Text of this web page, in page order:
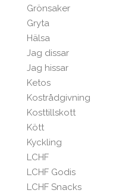
Grönsaker
Gryta
Hälsa
Jag dissar
Jag hissar
Ketos
Kostrådgivning
Kosttillskott
Kött
Kyckling
LCHF
LCHF Godis
LCHF Snacks